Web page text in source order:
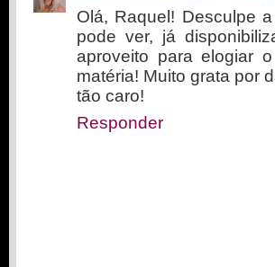
Olá, Raquel! Desculpe
pode ver, já
aproveito para elogiar
matéria! Muito grata por
tão caro!
Responder